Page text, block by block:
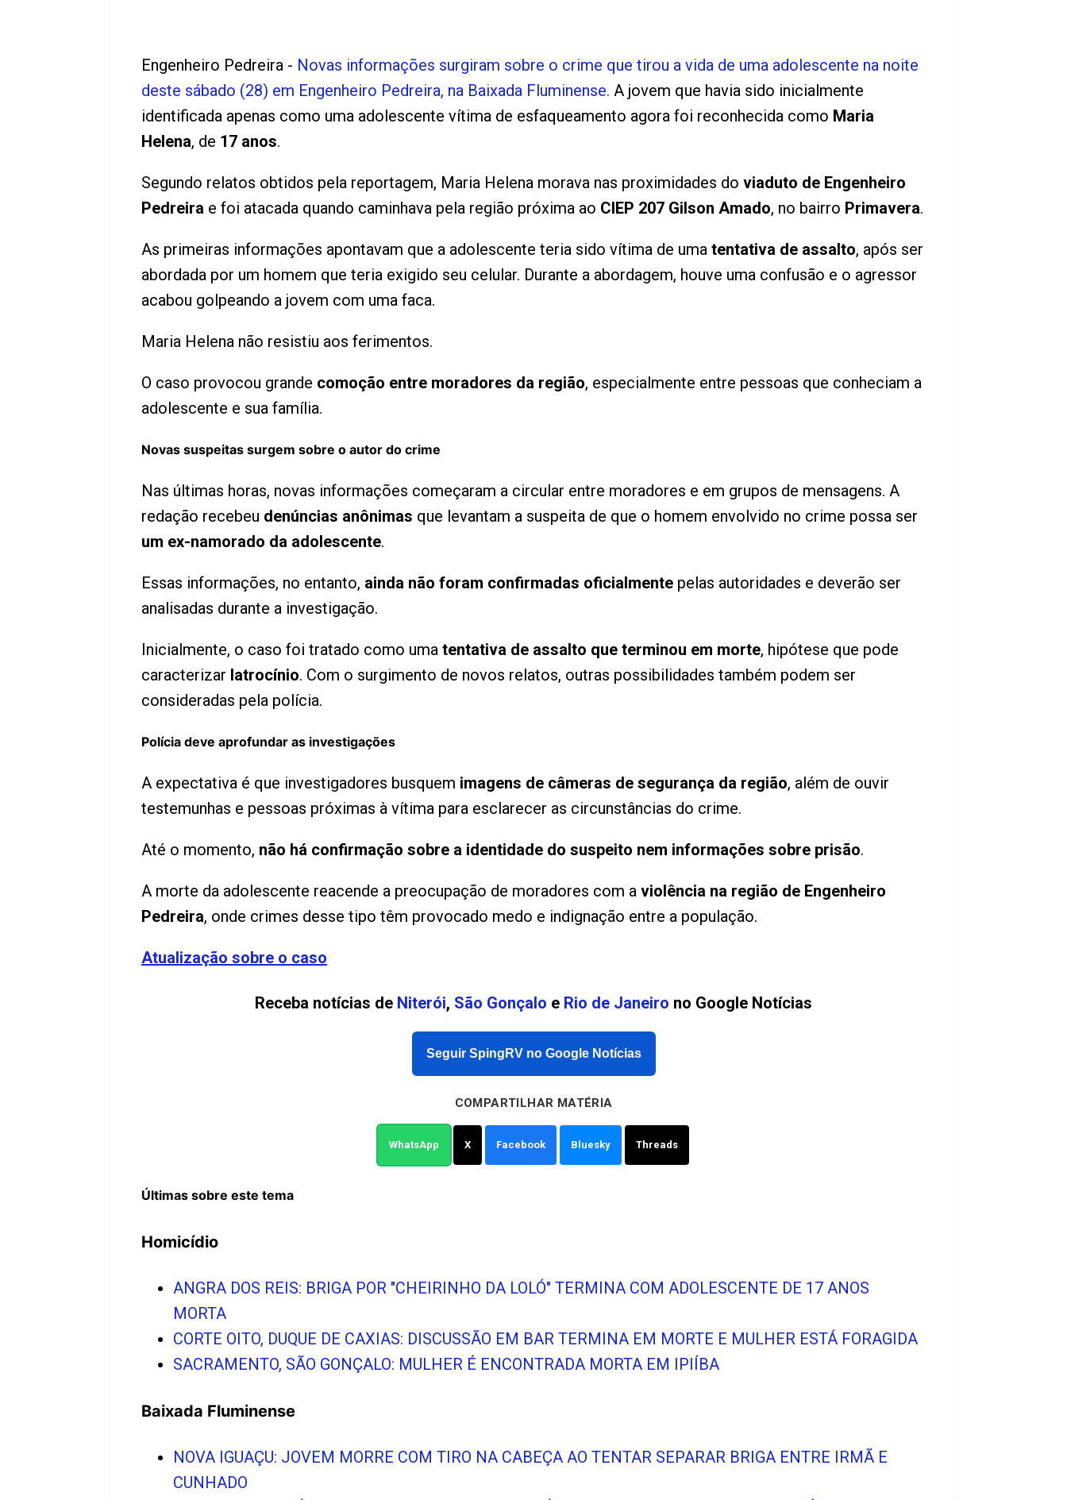
Engenheiro Pedreira - Novas informações surgiram sobre o crime que tirou a vida de uma adolescente na noite
deste sábado (28) em Engenheiro Pedreira, na Baixada Fluminense. A jovem que havia sido inicialmente
identificada apenas como uma adolescente vítima de esfaqueamento agora foi reconhecida como Maria
Helena, de 17 anos.
Segundo relatos obtidos pela reportagem, Maria Helena morava nas proximidades do viaduto de Engenheiro
Pedreira e foi atacada quando caminhava pela região próxima ao CIEP 207 Gilson Amado, no bairro Primavera.
As primeiras informações apontavam que a adolescente teria sido vítima de uma tentativa de assalto, após ser
abordada por um homem que teria exigido seu celular. Durante a abordagem, houve uma confusão e o agressor
acabou golpeando a jovem com uma faca.
Maria Helena não resistiu aos ferimentos.
O caso provocou grande comoção entre moradores da região, especialmente entre pessoas que conheciam a
adolescente e sua família.
Novas suspeitas surgem sobre o autor do crime
Nas últimas horas, novas informações começaram a circular entre moradores e em grupos de mensagens. A
redação recebeu denúncias anônimas que levantam a suspeita de que o homem envolvido no crime possa ser
um ex-namorado da adolescente.
Essas informações, no entanto, ainda não foram confirmadas oficialmente pelas autoridades e deverão ser
analisadas durante a investigação.
Inicialmente, o caso foi tratado como uma tentativa de assalto que terminou em morte, hipótese que pode
caracterizar latrocínio. Com o surgimento de novos relatos, outras possibilidades também podem ser
consideradas pela polícia.
Polícia deve aprofundar as investigações
A expectativa é que investigadores busquem imagens de câmeras de segurança da região, além de ouvir
testemunhas e pessoas próximas à vítima para esclarecer as circunstâncias do crime.
Até o momento, não há confirmação sobre a identidade do suspeito nem informações sobre prisão.
A morte da adolescente reacende a preocupação de moradores com a violência na região de Engenheiro
Pedreira, onde crimes desse tipo têm provocado medo e indignação entre a população.
Atualização sobre o caso
Receba notícias de Niterói, São Gonçalo e Rio de Janeiro no Google Notícias
Seguir SpingRV no Google Notícias
COMPARTILHAR MATÉRIA
WhatsApp X Facebook Bluesky Threads
Últimas sobre este tema
Homicídio
ANGRA DOS REIS: BRIGA POR "CHEIRINHO DA LOLÓ" TERMINA COM ADOLESCENTE DE 17 ANOS
MORTA
CORTE OITO, DUQUE DE CAXIAS: DISCUSSÃO EM BAR TERMINA EM MORTE E MULHER ESTÁ FORAGIDA
SACRAMENTO, SÃO GONÇALO: MULHER É ENCONTRADA MORTA EM IPIÍBA
Baixada Fluminense
NOVA IGUAÇU: JOVEM MORRE COM TIRO NA CABEÇA AO TENTAR SEPARAR BRIGA ENTRE IRMÃ E
CUNHADO